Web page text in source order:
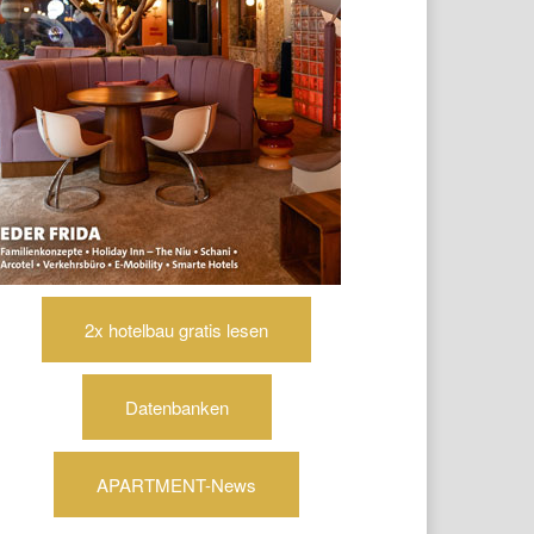
2x hotelbau gratis lesen
Datenbanken
APARTMENT-News